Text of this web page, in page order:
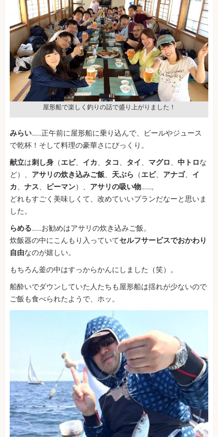
屋形船で楽しく釣りの話で盛り上がりました！
みらい……正午前に屋形船に乗り込んで、ビールやジュース
で乾杯！そして料理の豪華さにびっくり。
献立は刺し身 （エビ、 イカ、 タコ 、 タイ 、 マグロ 、 中トロな
ど）、 アサリの炊き込みご飯、 天ぷら （エビ、 アナゴ、 イ
カ、 ナス、 ピーマン）、 アサリの吸い物……。
どれもすごく美味しくて、改めていいプランだなーと思いま
した。
らめる……お勧めはアサリの炊き込みご飯。
炊飯器の中にこんもり入っていてセルフサービスでおかわり
自由なのが嬉しい。
もちろん釜の中はすっからかんにしました（笑）。
船酔いでダウンしていた人たちも屋形船は揺れが少ないので
ご飯も食べられたようで、ホッ。